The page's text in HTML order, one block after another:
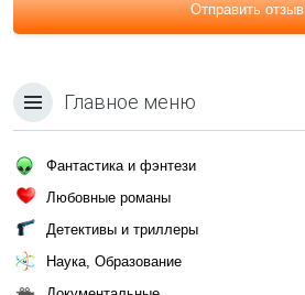
Отправить отзыв
Главное меню
Фантастика и фэнтези
Любовные романы
Детективы и триллеры
Наука, Образование